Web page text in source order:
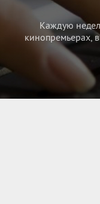
Каждую
кинопремьерах,